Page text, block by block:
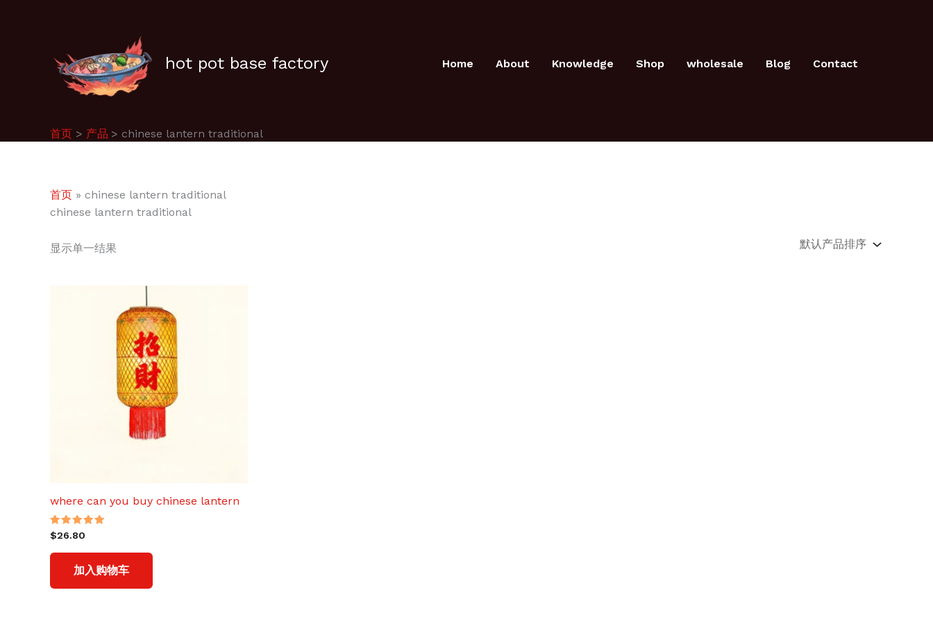
hot pot base factory Home About Knowledge Shop wholesale Blog Contact
首页 产品 chinese lantern traditional
首页 » chinese lantern traditional
chinese lantern traditional
显示单一结果
where can you buy chinese lantern
评分
5.00
&sol; 5
$26.80
加入购物车